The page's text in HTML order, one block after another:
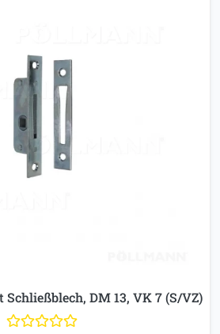
DM 13, VK 7 (S/VZ)